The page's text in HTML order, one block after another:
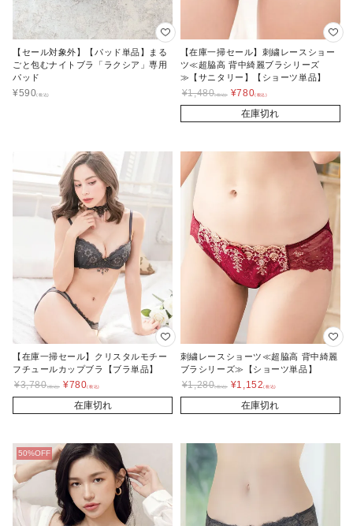
【セール対象外】【パッド単品】まる
ごと包むナイトブラ「ラクシア」専用
パッド
¥590
【在庫一掃セール】刺繍レースショー
ツ≪超脇高 背中綺麗ブラシリーズ
≫【サニタリー】【ショーツ単品】
¥1,480 ¥780
在庫切れ
【在庫一掃セール】クリスタルモチー
フチュールカップブラ【ブラ単品】
¥3,780 ¥780
在庫切れ
刺繍レースショーツ≪超脇高 背中綺麗
ブラシリーズ≫【ショーツ単品】
¥1,280 ¥1,152
在庫切れ